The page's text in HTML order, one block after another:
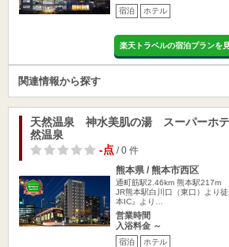
宿泊 ホテル
楽天トラベルの宿泊プランを
関連情報から探す
天然温泉 神水美肌の湯 スーパーホテ
然温泉
-点/ 0 件
熊本県 / 熊本市西区
通町筋駅2.46km 熊本駅217m
JR熊本駅白川口（東口）より
本IC』より…
営業時間
入浴料金 ～
宿泊 ホテル